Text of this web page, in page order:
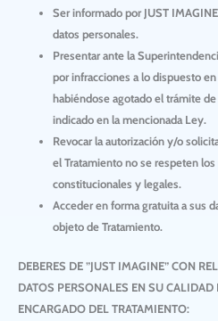
Ser informado por JUST IMAGINE
datos personales.
Presentar ante la
por infracciones a lo dispuesto
habiéndose agotado el trámite
indicado en la mencionada Ley.
Revocar la autorización y/o
el Tratamiento no se respeten
constitucionales y legales.
Acceder en forma gratuita a sus
objeto de Tratamiento.
DEBERES DE ”JUST IMAGINE” CON
DATOS PERSONALES EN SU CALIDAD
ENCARGADO DEL TRATAMIENTO: